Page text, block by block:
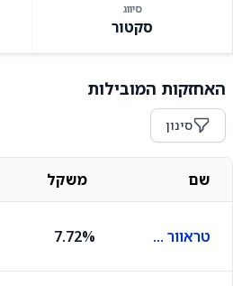
סיווג
סקטור
האחזקות המובילות
סינון
שם משקל
טראוור תרפיוטיקס 7.72%